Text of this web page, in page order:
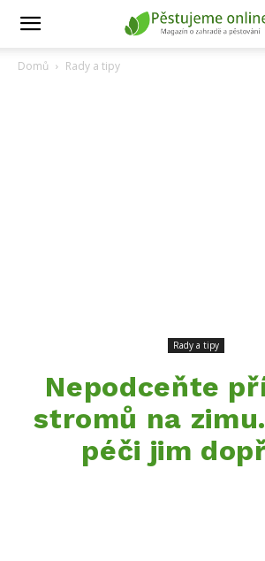
Domů Rady a tipy
Rady a tipy
Nepodceňte
stromů na
péči jim